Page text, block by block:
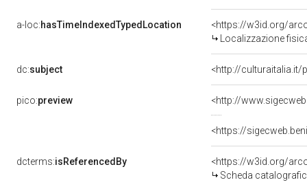
a-loc:hasTimeIndexedTypedLocation
<https://w3id.org/
Localizzazione
dc:subject <http://culturaitalia.it/
pico:preview <http://
<https://
dcterms:isReferencedBy
<https://w3id.org/
Scheda